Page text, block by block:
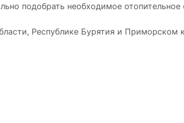
подобрать необходимое
Республике Бурятия и Приморском